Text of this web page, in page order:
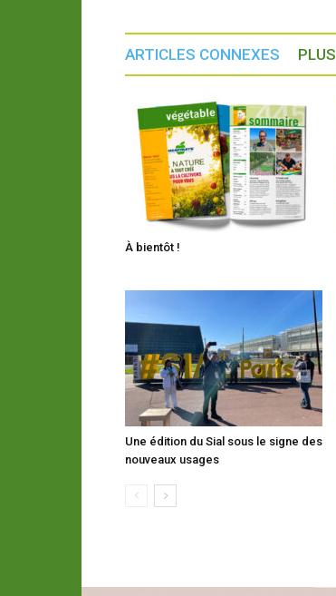
ARTICLES CONNEXES
À bientôt !
Une édition du Sial sous le signe des
nouveaux usages